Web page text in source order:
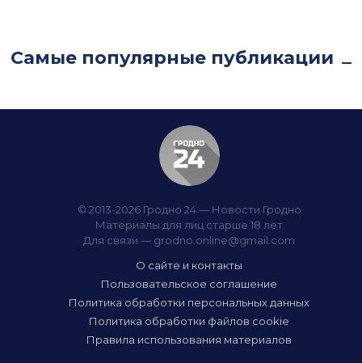
Самые популярные публикации
© 2013-2026 Гродно 24 — Новости Гродно
Материалы для лиц старше 18 лет
Для связи — grodno.online@gmail.com
О сайте и контакты
Пользовательское соглашение
Политика обработки персональных данных
Политика обработки файлов cookie
Правила использования материалов